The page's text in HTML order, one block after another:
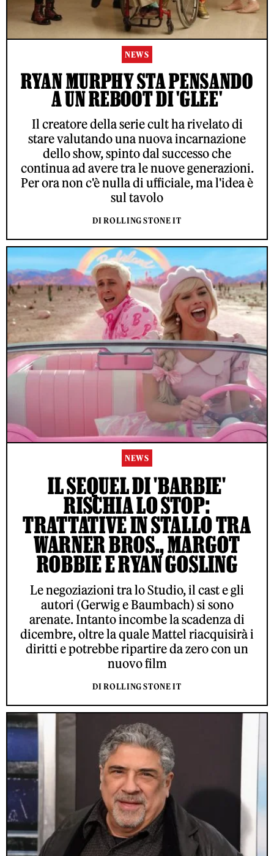
NEWS
RYAN MURPHY STA PENSANDO
A UN REBOOT DI 'GLEE'
Il creatore della serie cult ha rivelato di
stare valutando una nuova incarnazione
dello show, spinto dal successo che
continua ad avere tra le nuove generazioni.
Per ora non c'è nulla di ufficiale, ma l'idea è
sul tavolo
DI ROLLING STONE IT
NEWS
IL SEQUEL DI 'BARBIE'
RISCHIA LO STOP:
TRATTATIVE IN STALLO TRA
WARNER BROS., MARGOT
ROBBIE E RYAN GOSLING
Le negoziazioni tra lo Studio, il cast e gli
autori (Gerwig e Baumbach) si sono
arenate. Intanto incombe la scadenza di
dicembre, oltre la quale Mattel riacquisirà i
diritti e potrebbe ripartire da zero con un
nuovo film
DI ROLLING STONE IT